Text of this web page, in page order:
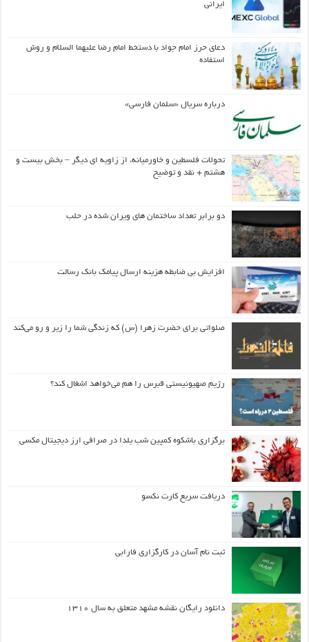
ایرانی
دعای حرز امام جواد با دستخط امام رضا علیهما السلام و روش
استفاده
درباره سریال «سلمان فارسی»
تحولات فلسطین و خاورمیانه، از زاویه ای دیگر – بخش بیست و
هشتم + نقد و توضیح
دو برابر تعداد ساختمان های ویران شده در حلب
افزایش بی ضابطه هزینه ارسال پیامک بانک رسالت
صلواتی برای حضرت زهرا (س) که زندگی شما را زیر و رو می‌کند
رژیم صهیونیستی قبرس را هم می‌خواهد اشغال کند؟
برگزاری باشکوه کمپین شب یلدا در صرافی ارز دیجیتال مکسی
دریافت سریع کارت نکسو
ثبت نام آسان در کارگزاری فارابی
دانلود رایگان نقشه مشهد متعلق به سال ۱۳۱۰